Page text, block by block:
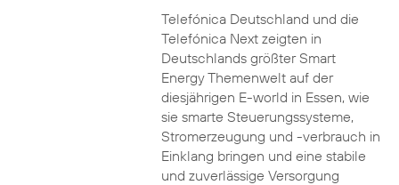
Telefónica Deutschland und die
Telefónica Next zeigten in
Deutschlands größter Smart
Energy Themenwelt auf der
diesjährigen E-world in Essen, wie
sie smarte Steuerungssysteme,
Stromerzeugung und -verbrauch in
Einklang bringen und eine stabile
und zuverlässige Versorgung